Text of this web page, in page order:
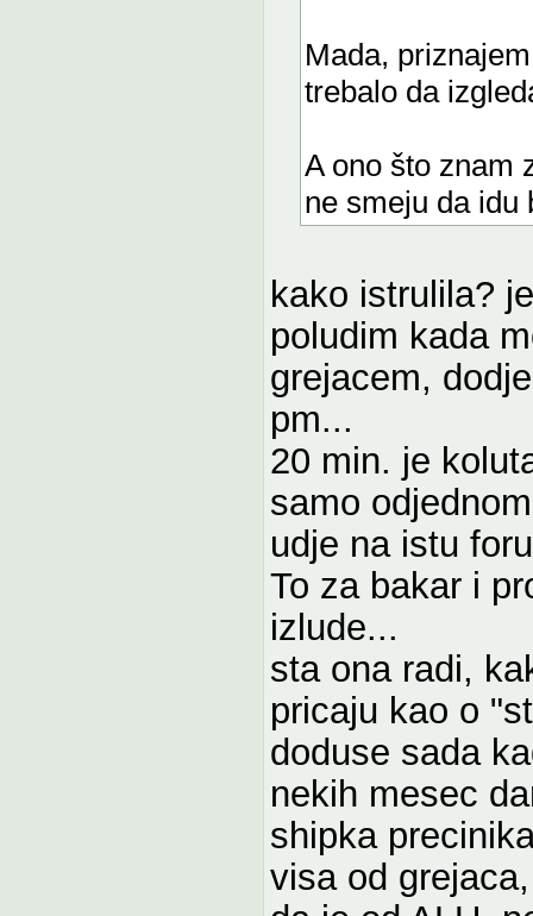
Mada,
trebalo da
A ono što znam
ne smeju da idu
kako istrulila?
poludim kada
grejacem,
pm...
20 min. je
samo
udje na istu
To za bakar i
izlude...
sta ona radi,
pricaju kao o
doduse sada
nekih mesec
shipka
visa od